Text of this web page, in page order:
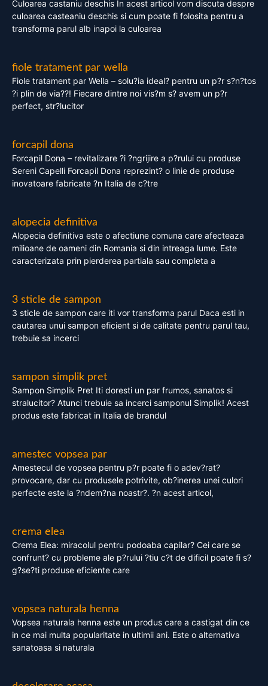
Culoarea castaniu deschis In acest articol vom discuta despre
culoarea casteaniu deschis si cum poate fi folosita pentru a
transforma parul alb inapoi la culoarea
fiole tratament par wella
Fiole tratament par Wella – solu?ia ideal? pentru un p?r s?n?tos
?i plin de via??! Fiecare dintre noi vis?m s? avem un p?r
perfect, str?lucitor
forcapil dona
Forcapil Dona – revitalizare ?i ?ngrijire a p?rului cu produse
Sereni Capelli Forcapil Dona reprezint? o linie de produse
inovatoare fabricate ?n Italia de c?tre
alopecia definitiva
Alopecia definitiva este o afectiune comuna care afecteaza
milioane de oameni din Romania si din intreaga lume. Este
caracterizata prin pierderea partiala sau completa a
3 sticle de sampon
3 sticle de sampon care iti vor transforma parul Daca esti in
cautarea unui sampon eficient si de calitate pentru parul tau,
trebuie sa incerci
sampon simplik pret
Sampon Simplik Pret Iti doresti un par frumos, sanatos si
stralucitor? Atunci trebuie sa incerci samponul Simplik! Acest
produs este fabricat in Italia de brandul
amestec vopsea par
Amestecul de vopsea pentru p?r poate fi o adev?rat?
provocare, dar cu produsele potrivite, ob?inerea unei culori
perfecte este la ?ndem?na noastr?. ?n acest articol,
crema elea
Crema Elea: miracolul pentru podoaba capilar? Cei care se
confrunt? cu probleme ale p?rului ?tiu c?t de dificil poate fi s?
g?se?ti produse eficiente care
vopsea naturala henna
Vopsea naturala henna este un produs care a castigat din ce
in ce mai multa popularitate in ultimii ani. Este o alternativa
sanatoasa si naturala